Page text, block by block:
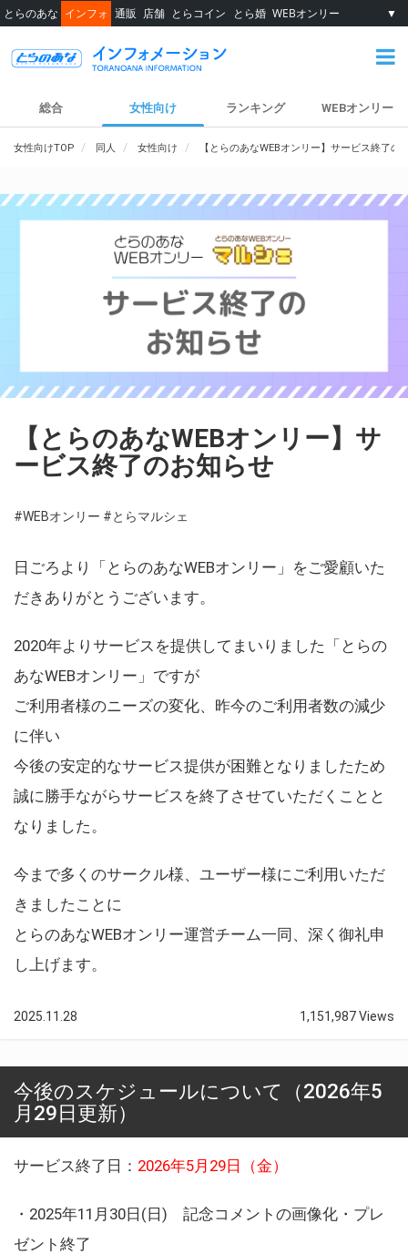
とらのあな インフォ 通販 店舗 とらコイン とら婚 WEBオンリー ▼
総合 女性向け ランキング WEBオンリー
女性向けTOP 同人 女性向け 【とらのあなWEBオンリー】サービス終了の
【とらのあなWEBオンリー】サ
ービス終了のお知らせ
#WEBオンリー #とらマルシェ
日ごろより「とらのあなWEBオンリー」をご愛顧いた
だきありがとうございます。
2020年よりサービスを提供してまいりました「とらの
あなWEBオンリー」ですが
ご利用者様のニーズの変化、昨今のご利用者数の減少
に伴い
今後の安定的なサービス提供が困難となりましたため
誠に勝手ながらサービスを終了させていただくことと
なりました。
今まで多くのサークル様、ユーザー様にご利用いただ
きましたことに
とらのあなWEBオンリー運営チーム一同、深く御礼申
し上げます。
2025.11.28 1,151,987 Views
今後のスケジュールについて（2026年5
月29日更新）
サービス終了日： 2026年5月29日（金）
・2025年11月30日(日) 記念コメントの画像化・プレ
ゼント終了